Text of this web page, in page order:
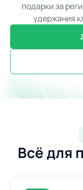
подарки за
удержания
Всё для